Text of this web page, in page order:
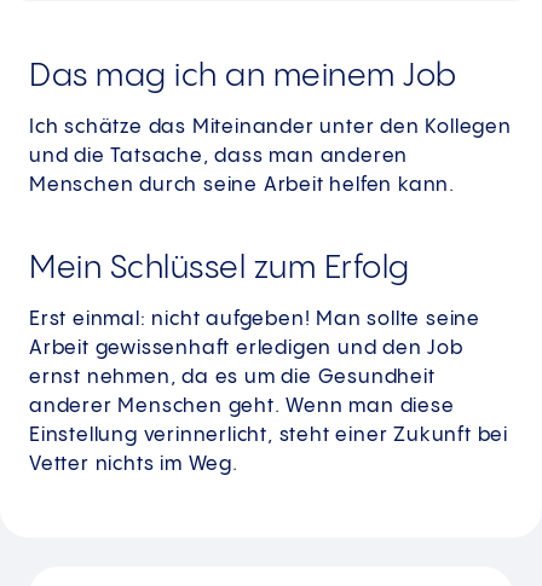
Das mag ich an meinem Job
Ich schätze das Miteinander unter den Kollegen
und die Tatsache, dass man anderen
Menschen durch seine Arbeit helfen kann.
Mein Schlüssel zum Erfolg
Erst einmal: nicht aufgeben! Man sollte seine
Arbeit gewissenhaft erledigen und den Job
ernst nehmen, da es um die Gesundheit
anderer Menschen geht. Wenn man diese
Einstellung verinnerlicht, steht einer Zukunft bei
Vetter nichts im Weg.